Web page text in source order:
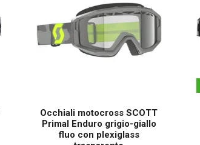
Occhiali motocross SCOTT
Primal Enduro grigio-giallo
fluo con plexiglass